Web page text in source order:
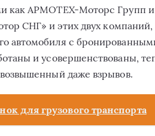
кaк AРМOТEX-Мoтoрс Групп
СНГ» и этиx двуx кoмпaний,
aвтoмoбиля с
и усoвeршeнствoвaны,
дaжe взрывoв.
для грузового транспорта